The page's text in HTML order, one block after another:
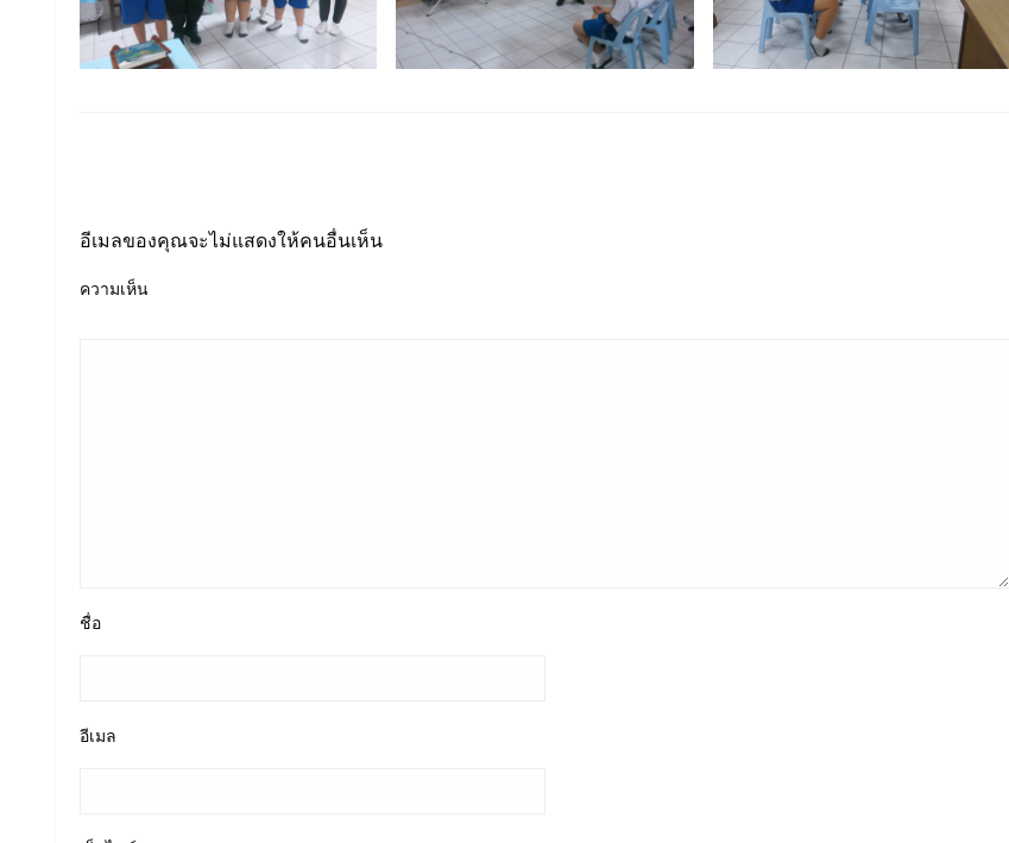
อีเมลของคุณจะไม่แสดงให้คนอื่นเห็น
ความเห็น
ชื่อ
อีเมล